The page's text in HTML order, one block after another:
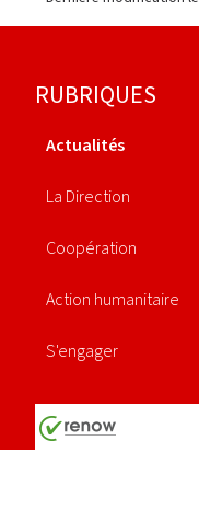
Pied
de
RUBRIQUES
Actualités
La Direction
Coopération
Action humanitaire
S'engager